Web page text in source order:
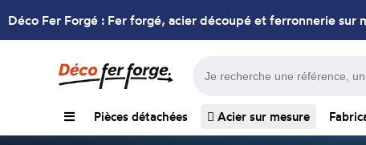
Déco Fer Forgé : Fer forgé, acier découpé et ferronnerie sur
Pièces détachées Acier sur mesure